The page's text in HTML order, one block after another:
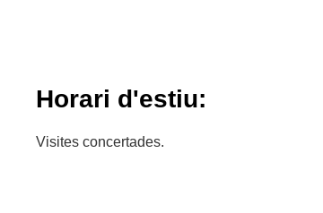
Horari d'estiu:
Visites concertades.